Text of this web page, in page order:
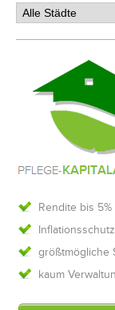
Rendite bis 5%
Inflationsschutz
größtmögliche
kaum